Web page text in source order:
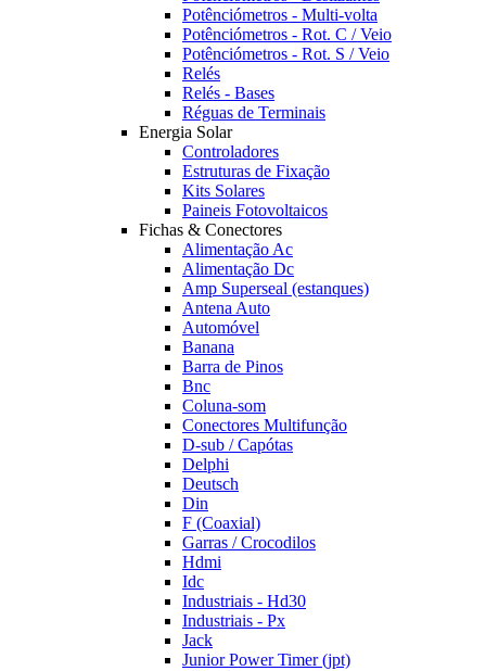
Potênciómetros - Multi-volta
Potênciómetros - Rot. C / Veio
Potênciómetros - Rot. S / Veio
Relés
Relés - Bases
Réguas de Terminais
Energia Solar
Controladores
Estruturas de Fixação
Kits Solares
Paineis Fotovoltaicos
Fichas & Conectores
Alimentação Ac
Alimentação Dc
Amp Superseal (estanques)
Antena Auto
Automóvel
Banana
Barra de Pinos
Bnc
Coluna-som
Conectores Multifunção
D-sub / Capótas
Delphi
Deutsch
Din
F (Coaxial)
Garras / Crocodilos
Hdmi
Idc
Industriais - Hd30
Industriais - Px
Jack
Junior Power Timer (jpt)